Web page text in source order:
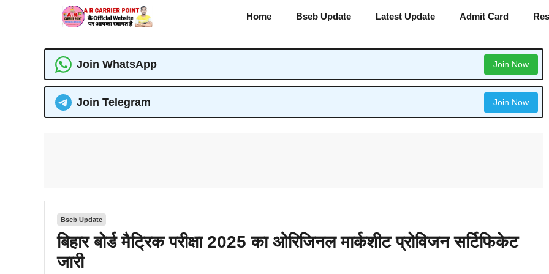
Home Bseb Update Latest Update Admit Card
Join WhatsApp Join Now
Join Telegram Join Now
Bseb Update
बिहार बोर्ड मैट्रिक परीक्षा 2025 का ओरिजिनल मार्कशीट प्रोविजन सर्टिफिकेट
जारी